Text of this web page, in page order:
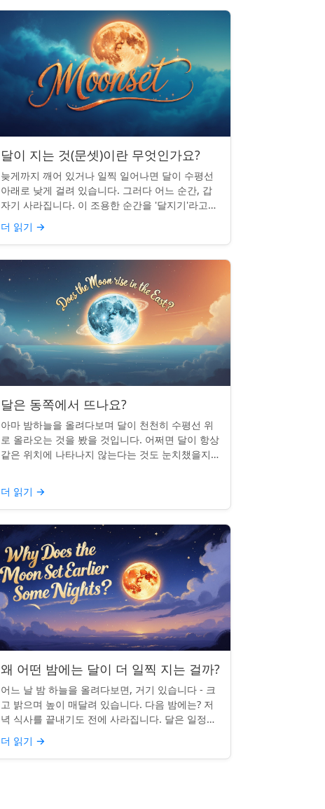
달이 지는 것(문셋)이란 무엇인가요?
늦게까지 깨어 있거나 일찍 일어나면 달이 수평선
아래로 낮게 걸려 있습니다. 그러다 어느 순간, 갑
자기 사라집니다. 이 조용한 순간을 '달지기'라고
부릅니다. 매일 일어나지만 대부분의 사람들은 놓
치곤 합니다. 핵심 ...
더 읽기 →
달은 동쪽에서 뜨나요?
아마 밤하늘을 올려다보며 달이 천천히 수평선 위
로 올라오는 것을 봤을 것입니다. 어쩌면 달이 항상
같은 위치에 나타나지 않는다는 것도 눈치챘을지
더 읽기 →
왜 어떤 밤에는 달이 더 일찍 지는 걸까?
어느 날 밤 하늘을 올려다보면, 거기 있습니다 - 크
고 밝으며 높이 매달려 있습니다. 다음 밤에는? 저
녁 식사를 끝내기도 전에 사라집니다. 달은 일정한
취침 시간을 지키지 않으며, 그럴 만한 좋은 이유가
있습니다. ...
더 읽기 →